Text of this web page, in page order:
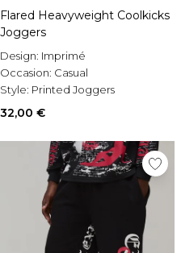
Flared Heavyweight Coolkicks
Joggers
Design: Imprimé
Occasion: Casual
Style: Printed Joggers
32,00 €